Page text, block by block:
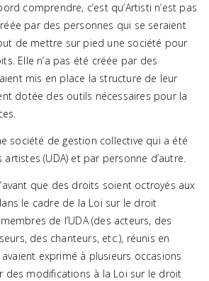
comprendre, c’est qu’Artisti n’est pas
par des personnes qui se seraient
de mettre sur pied une société pour
Elle n’a pas été créée par des
mis en place la structure de leur
dotée des outils nécessaires pour la
société de gestion collective qui a été
artistes (UDA) et par personne d’autre.
que des droits soient octroyés aux
le cadre de la Loi sur le droit
de l’UDA (des acteurs, des
des chanteurs, etc.), réunis en
exprimé à plusieurs occasions
des modifications à la Loi sur le droit